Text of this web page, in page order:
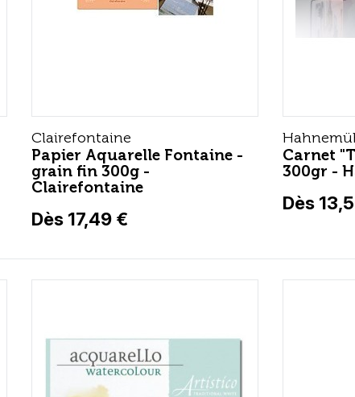
Clairefontaine
Papier Aquarelle Fontaine -
grain fin 300g -
Clairefontaine
Dès 17,49 €
Carnet
300gr -
Dès